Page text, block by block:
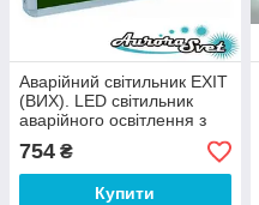
Аварійний світильник EXIT
(ВИХ). LED світильник
аварійного освітлення з
вбудованим
акумулятором.
754 ₴
Купити